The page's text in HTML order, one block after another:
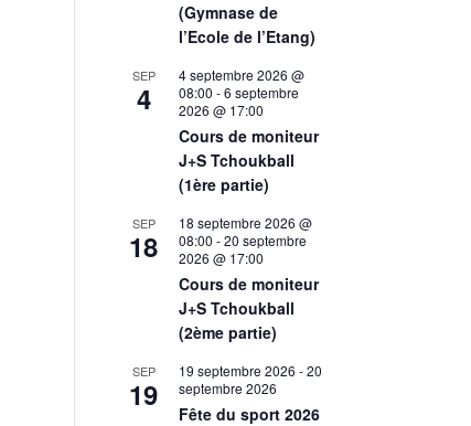
(Gymnase de
l’Ecole de l’Etang)
SEP
4
4 septembre 2026 @
08:00 -6 septembre
2026 @ 17:00
Cours de moniteur
J+S Tchoukball
(1ère partie)
SEP
18
18 septembre 2026 @
08:00 -20 septembre
2026 @ 17:00
Cours de moniteur
J+S Tchoukball
(2ème partie)
SEP
19
19 septembre 2026 -20
septembre 2026
Fête du sport 2026